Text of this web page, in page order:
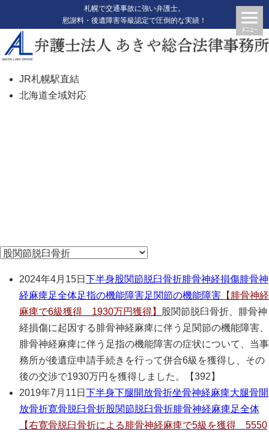
札幌で交通事故に強い弁護士。
慰謝料・後遺障害等級認定で圧倒的な実績！
JR札幌駅直結
北海道全域対応
2024年4月15日 下半身股関節脱臼骨折腓骨神経損傷腓骨神
経麻痺足全体足指の機能障害足関節の機能障害 【腓骨神経
麻痺で6級獲得 1930万円獲得】
股関節脱臼骨折、腓骨神
経損傷に起因する腓骨神経麻痺に伴う足関節の機能障害、
腓骨神経麻痺に伴う足指の機能障害の症状について、当事
務所が後遺症申請手続きを行って併合6級を獲得し、その
後の交渉で1930万円を獲得しました。【392】
2019年7月11日 下半身下腿開放骨折坐骨神経麻痺大腿骨開
放骨折寛骨脱臼骨折股関節脱臼骨折腓骨神経麻痺足全体
【右寛骨脱臼骨折による腓骨神経麻痺で5級を獲得 5550